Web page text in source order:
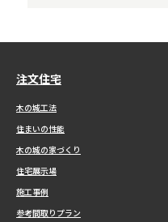
c
f
r
注文住宅
木の城工法
住まいの性能
木の城の家づくり
住宅展示場
施工事例
参考間取りプラン